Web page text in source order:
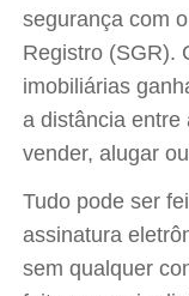
segurança com
Registro (SGR).
imobiliárias
a distância entre
vender, alugar
Tudo pode ser
assinatura
sem qualquer